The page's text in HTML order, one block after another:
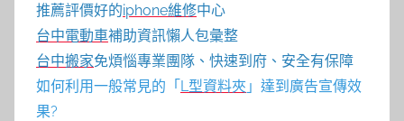
推薦評價好的iphone維修中心
台中電動車補助資訊懶人包彙整
台中搬家免煩惱專業團隊、快速到府、安全有保障
如何利用一般常見的「 L型資料夾 」達到廣告宣傳效
果?